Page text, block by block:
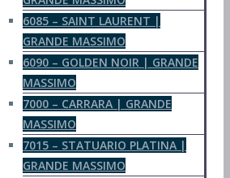
6085 – SAINT LAURENT |
GRANDE MASSIMO
6090 – GOLDEN NOIR | GRANDE
MASSIMO
7000 – CARRARA | GRANDE
MASSIMO
7015 – STATUARIO PLATINA |
GRANDE MASSIMO